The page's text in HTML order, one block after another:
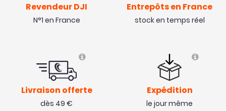
Revendeur DJI
N°1 en France
Entrepôts en France
stock en temps réel
Livraison offerte
dès 49 €
Expédition
le jour même